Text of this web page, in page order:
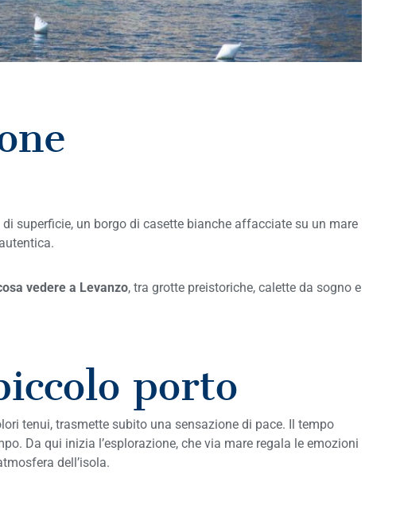
superficie, un borgo di casette bianche affacciate su un mare
vedere a Levanzo, tra grotte preistoriche, calette da sogno e
porto
tenui, trasmette subito una sensazione di pace. Il tempo
Da qui inizia l’esplorazione, che via mare regala le emozioni
dell’isola.